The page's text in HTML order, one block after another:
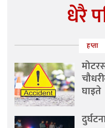
धेरै
हप्ता
घाइते